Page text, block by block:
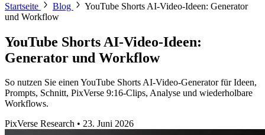
Startseite Blog
YouTube Shorts AI-Video-Ideen: Generator
und Workflow
YouTube Shorts AI-Video-Ideen:
Generator und Workflow
So nutzen Sie einen YouTube Shorts AI-Video-Generator für Ideen,
Prompts, Schnitt, PixVerse 9:16-Clips, Analyse und wiederholbare
Workflows.
PixVerse Research • 23. Juni 2026